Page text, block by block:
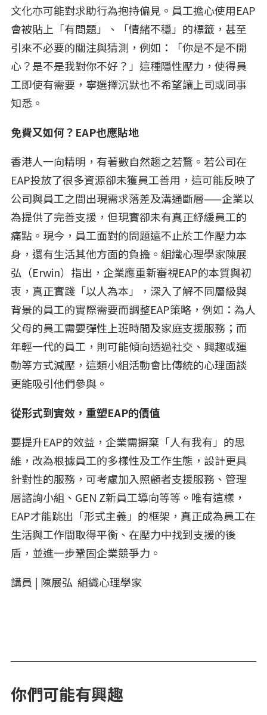
文化亦可能對求助行為抱持偏見。員工擔心使用EAP
會被貼上「有問題」、「情緒不穩」的標籤，甚至
引來不必要的關注與猜測，例如：「你是不是不開
心？是不是我對你不好？」這種隱性壓力，使得員
工即使有需要，寧選擇沉默也不希望讓上司或同事
知悉。
免費又如何？EAP也應貼地
香港人一向精明，有著數自然趨之若鶩。若公司在
EAP投放了很多資源卻未獲員工善用，這可能反映了
公司與員工之間出現需求落差及溝通斷層——企業以
為提供了完善支援，但現實卻未有真正紓緩員工的
痛點。現今，員工面對的問題遠不止於工作壓力本
身，還有生活其他方面的負擔。組織心理學家陳展
弘（Erwin）指出，企業應重新審視EAP的本質與初
衷，真正實踐「以人為本」，深入了解不同層級與
背景的員工的實際需要而調整EAP策略，例如：為人
父母的員工需要彈性上班時間及家庭支援服務；而
年輕一代的員工，則可能傾向透過社交、興趣或運
動等方式減壓，這類小組活動會比傳統的心理面談
更能吸引他們參與。
從形式到實效，重塑EAP的價值
要提升EAP的效益，企業需摒棄「人有我有」的思
維，改為根據員工的多樣性及工作生態，設計更具
針對性的服務，可考慮加入照顧者支援服務、管理
層諮詢小組、GEN Z新員工導向等等。唯有這樣，
EAP才能跳出「形式主義」的框架，真正成為員工在
生活與工作間取得平衡、在壓力中找到支援的後
盾，並進一步鞏固企業競爭力。
講員 | 陳展弘 組織心理學家
你們可能有興趣